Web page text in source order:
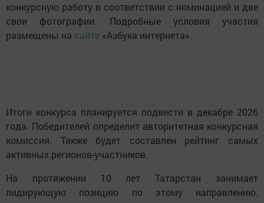
конкурсную работу в соответствии с номинацией и две
свои фотографии. Подробные условия участия
размещены на сайте «Азбука интернета».
Итоги конкурса планируется подвести в декабре 2026
года. Победителей определит авторитетная конкурсная
комиссия. Также будет составлен рейтинг самых
активных регионов-участников.
На протяжении 10 лет Татарстан занимает
лидирующую позицию по этому направлению.